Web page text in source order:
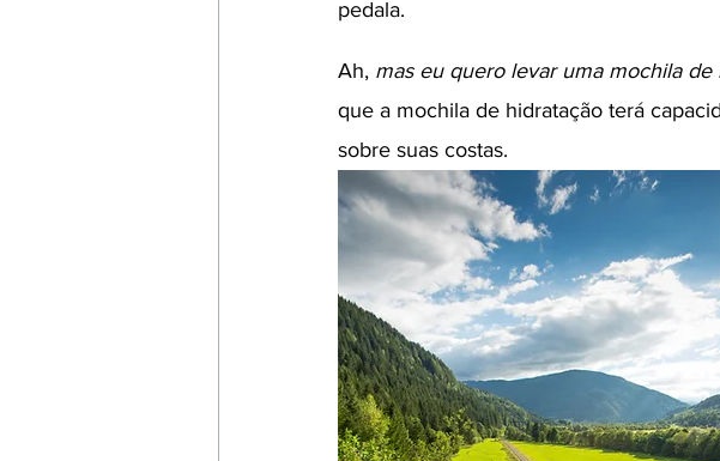
pedala.
Ah, mas eu quero levar uma mochila de
que a mochila de hidratação terá
sobre suas costas.